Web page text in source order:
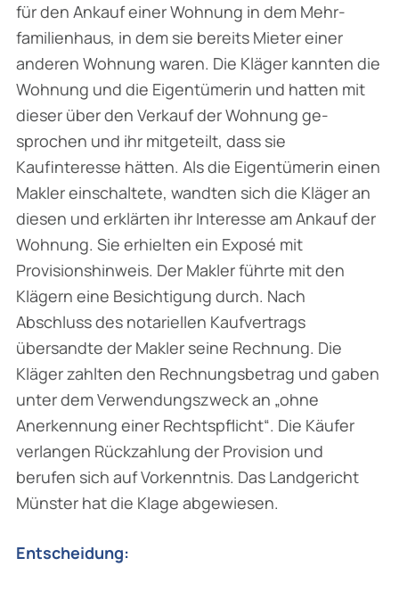
für den Ankauf einer Wohnung in dem Mehr­
familienhaus, in dem sie bereits Mieter einer
anderen Wohnung waren. Die Kläger kannten die
Wohnung und die Eigentümerin und hatten mit
dieser über den Verkauf der Wohnung ge­
sprochen und ihr mitgeteilt, dass sie
Kaufinteresse hätten. Als die Eigentümerin einen
Makler einschaltete, wandten sich die Kläger an
diesen und erklärten ihr Interesse am Ankauf der
Wohnung. Sie erhielten ein Exposé mit
Provisionshinweis. Der Makler führte mit den
Klägern eine Besichtigung durch. Nach
Abschluss des notariellen Kaufvertrags
übersandte der Makler seine Rechnung. Die
Kläger zahlten den Rechnungsbetrag und gaben
unter dem Verwen­dungszweck an „ohne
Anerkennung einer Rechtspflicht“. Die Käufer
verlangen Rückzahlung der Provision und
berufen sich auf Vorkenntnis. Das Landgericht
Münster hat die Klage abge­wiesen.
Entscheidung: